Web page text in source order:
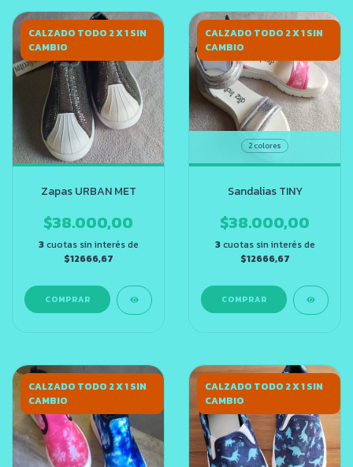
CALZADO TODO 2 X 1 SIN
CAMBIO
Zapas URBAN MET
$38.000,00
3cuotas sin interés de
$12666,67
COMPRAR
CALZADO TODO 2 X 1 SIN
CAMBIO
2 colores
Sandalias TINY
$38.000,00
3cuotas sin interés de
$12666,67
COMPRAR
CALZADO TODO 2 X 1 SIN
CAMBIO
CALZADO TODO 2 X 1 SIN
CAMBIO